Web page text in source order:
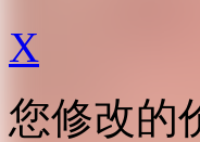
X
您修改的